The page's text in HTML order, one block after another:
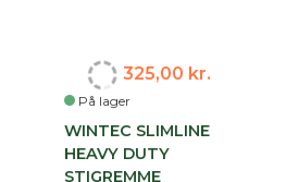
På lager
325,00 kr.
WINTEC SLIMLINE
HEAVY DUTY
STIGREMME